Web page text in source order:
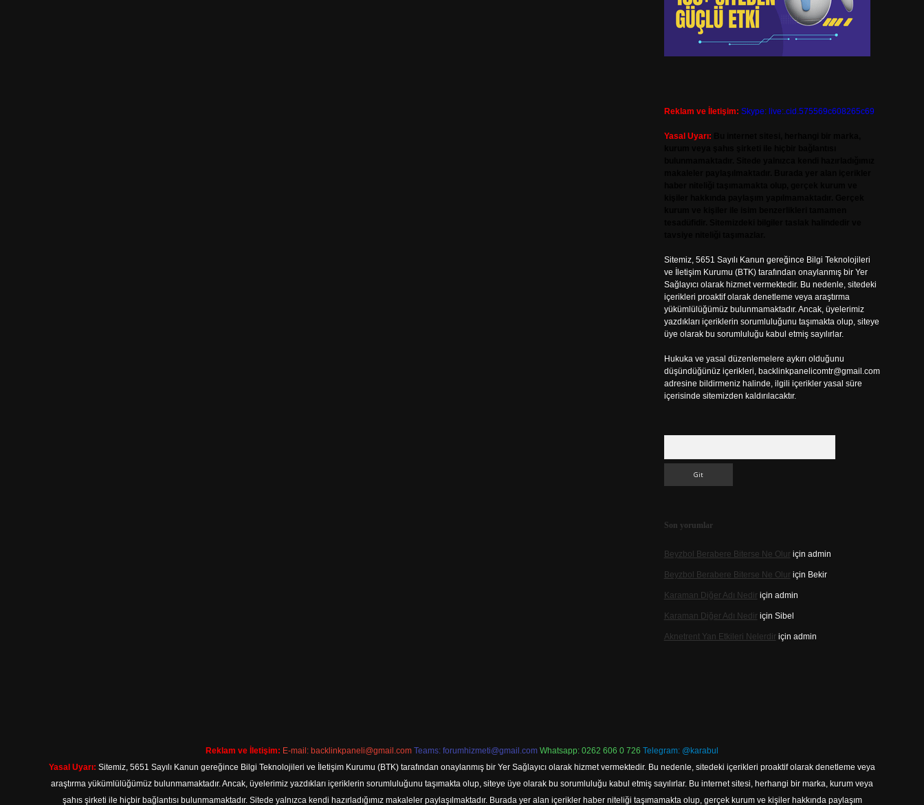
Reklam ve İletişim: Skype: live:.cid.575569c608265c69
Yasal Uyarı:
Sitemiz, 5651 Sayılı Kanun gereğince Bilgi Teknolojileri
ve İletişim Kurumu (BTK) tarafından onaylanmış bir Yer
Sağlayıcı olarak hizmet vermektedir. Bu nedenle, sitedeki
içerikleri proaktif olarak denetleme veya araştırma
yükümlülüğümüz bulunmamaktadır. Ancak, üyelerimiz
yazdıkları içeriklerin sorumluluğunu taşımakta olup, siteye
üye olarak bu sorumluluğu kabul etmiş sayılırlar.
Hukuka ve yasal düzenlemelere aykırı olduğunu
düşündüğünüz içerikleri, backlinkpanelicomtr@gmail.com
adresine bildirmeniz halinde, ilgili içerikler yasal süre
içerisinde sitemizden kaldırılacaktır.
Son yorumlar
Beyzbol Berabere Biterse Ne Oluriçin admin
Beyzbol Berabere Biterse Ne Oluriçin Bekir
Karaman Diğer Adı Nediriçin admin
Karaman Diğer Adı Nediriçin Sibel
Aknetrent Yan Etkileri Nelerdiriçin admin
Reklam ve İletişim: E-mail: backlinkpaneli@gmail.com Teams: forumhizmeti@gmail.com Whatsapp: 0262 606 0 726 Telegram: @karabul
Yasal Uyarı: Sitemiz, 5651 Sayılı Kanun gereğince Bilgi Teknolojileri ve İletişim Kurumu (BTK) tarafından onaylanmış bir Yer Sağlayıcı olarak hizmet vermektedir. Bu nedenle, sitedeki içerikleri proaktif olarak denetleme veya
araştırma yükümlülüğümüz bulunmamaktadır. Ancak, üyelerimiz yazdıkları içeriklerin sorumluluğunu taşımakta olup, siteye üye olarak bu sorumluluğu kabul etmiş sayılırlar. Bu internet sitesi, herhangi bir marka, kurum veya
şahıs şirketi ile hiçbir bağlantısı bulunmamaktadır. Sitede yalnızca kendi hazırladığımız makaleler paylaşılmaktadır. Burada yer alan içerikler haber niteliği taşımamakta olup, gerçek kurum ve kişiler hakkında paylaşım